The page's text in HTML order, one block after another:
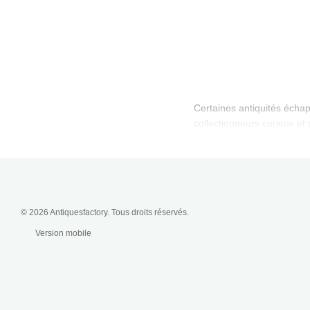
Certaines antiquités
collectionneurs curieux et
© 2026 Antiquesfactory. Tous droits réservés.
Version mobile